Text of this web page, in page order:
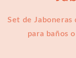
Set de Jaboneras
para baños